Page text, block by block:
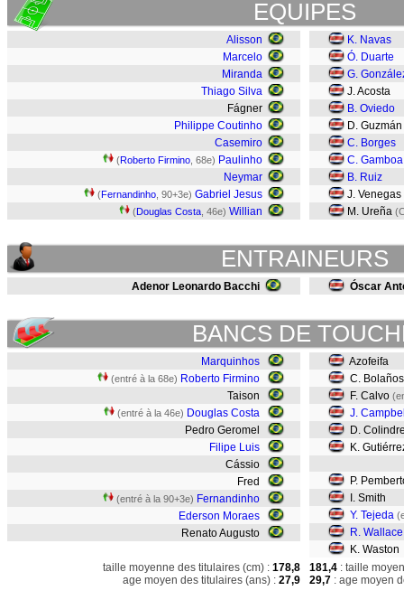
EQUIPES
Alisson
Marcelo
Miranda
Thiago Silva
Fágner
Philippe Coutinho
Casemiro
(Roberto Firmino , 68e) Paulinho
Neymar
(Fernandinho , 90+3e) Gabriel Jesus
(Douglas Costa , 46e) Willian
K. Navas
Ó. Duarte
G.
J. Acosta
B. Oviedo
D. Guzmán
C. Borges
C. Gamboa
B. Ruiz
J. Venegas
M. Ureña
ENTRAINEURS
Adenor Leonardo Bacchi Óscar
BANCS DE
Marquinhos
(entré à la 68e) Roberto Firmino
Taison
(entré à la 46e) Douglas Costa
Pedro Geromel
Filipe Luis
Cássio
Fred
(entré à la 90+3e) Fernandinho
Ederson Moraes
Renato Augusto
Azofeifa
C.
F. Calvo
J.
D.
K.
P.
I. Smith
Y. Tejeda
R. Wallace
K. Waston
taille moyenne des titulaires (cm) : 178,8
age moyen des titulaires (ans) : 27,9
181,4 : taille
29,7 : age moyen